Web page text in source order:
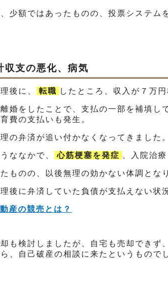
少額ではあったものの、投票システム
収支の悪化、病気
後に、 転職 したところ、収入が７万
婚をしたことで、支払の一部を補填し
費の支払いも発生。
の弁済が追い付かなくなってきました。
ななかで、 心筋梗塞を発症 、入院治
ものの、以後無理の効かない体調とな
後に弁済していた負債が支払えない状
産の競売とは？
も検討しましたが、自宅も売却できず
、自己破産の相談に来たというもので